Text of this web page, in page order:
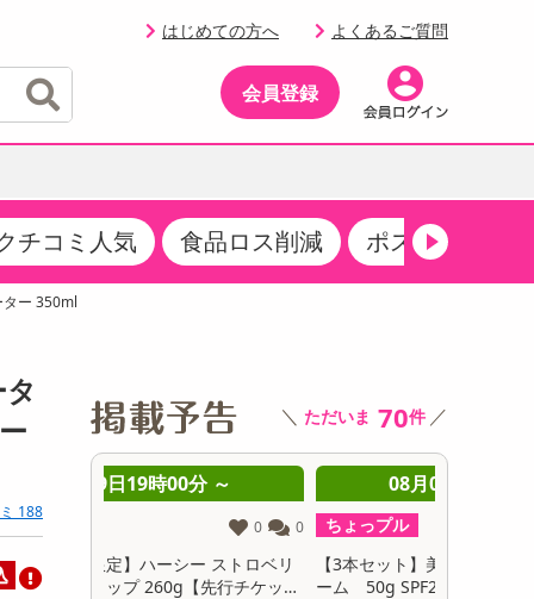
はじめての方へ よくあるご質問
会員登録
イベント
イベント最新情報（RSPほか）
商品限定クーポン
サンプリング
抽選サンプル
初回トライアル
その他 お菓子・スイーツ
その他 飲料
スポーツ・アウトドア用品
その他 キッチン・日用品
ア
サプリメント
収納・寝具
ベビー・キッズ
レッグウェア
その他 ファッション
その他 家電
タニティ
チコミ人気 食品ロス削減 ポストにお届け
ー 350ml
188
＼ ただいま 70件 ／
トロベリ
チケット
08月09日20時00分 ～
0
【3本セット】美容液inメイクカバーBBクリ
ーム 50g SPF24 PA++